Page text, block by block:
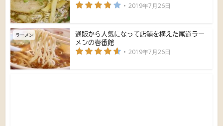
2019年7月26日
ラーメン
通販から人気になって店舗を構えた尾道ラー
メンの壱番館
2019年7月26日